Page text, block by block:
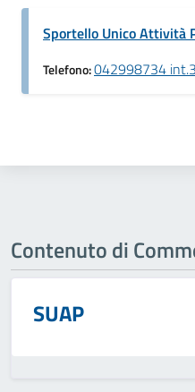
Sportello Unico Attività
Telefono:042998734 int.3
Contenuto di
SUAP